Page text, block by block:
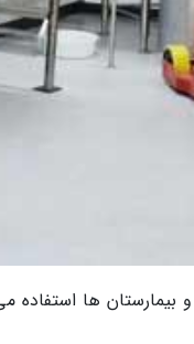
بیمارستان ها